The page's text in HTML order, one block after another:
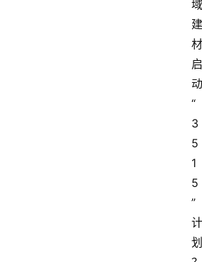
域
建
材
启
动
“
3
5
1
5
”
计
划